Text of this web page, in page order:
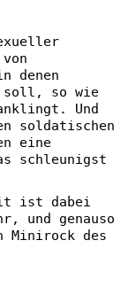
denen
soll, so wie
Und
soldatischen
eine
schleunigst
ist dabei
und genauso
Minirock des